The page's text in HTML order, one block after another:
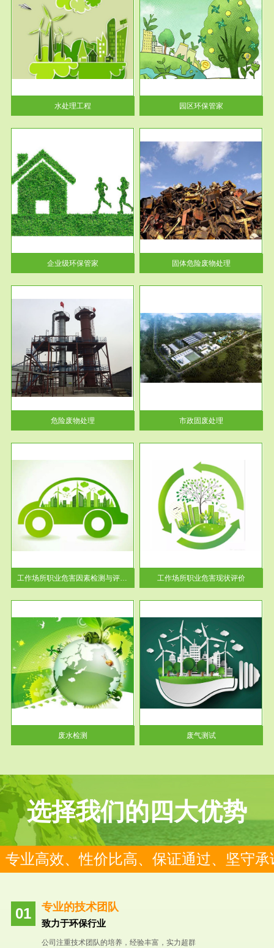
水处理工程
服务范围
园区环保管家
2016 年 4 月，环保部下发《关
于积极发挥环境保护作用促进供
给侧结...
园区环保管家
企业级环保管家
服务范围
固体危险废物处理
固体废物解释：固体废物是指人
们在生产建设、日常生活和其他
活动中...
固体危险废物处理
危险废物处理
服务范围
市政固废处理
蔚蓝生态环境科技所从事的市政
废物处理业务包括市政废物的处
理处...
市政固废处理
工作场所职业危害因素检测与评价...
服务范围
工作场所职业危害现状评价
【现状评价意义】：具体因素---
-通过质谱分析等多种手段明确
工作场...
工作场所职业危害现状评价
废水检测
服务范围
废气测试
检测范围工业废气检测包括有机
废气和无机废气。有机废气主要
包括...
废气测试
选择我们的四大优势
专业高效、性价比高、保证通过、坚守承
专业的技术团队
致力于环保行业
公司注重技术团队的培养，经验丰富，实力超群